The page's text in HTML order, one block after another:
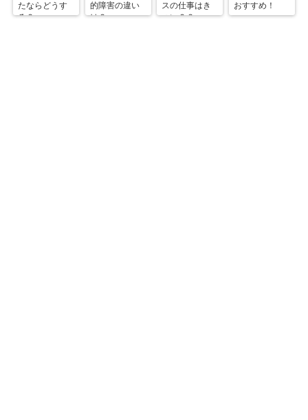
たならどうす
る？
的障害の違い
は？
スの仕事はき
つい？？
おすすめ！